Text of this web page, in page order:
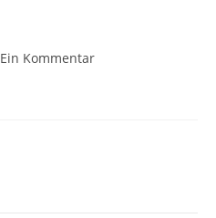
Ein Kommentar